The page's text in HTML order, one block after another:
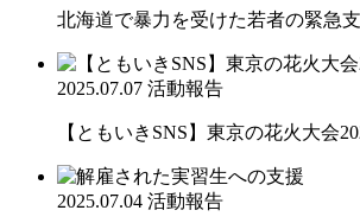
北海道で暴力を受けた若者の緊急
2025.07.07 活動報告
【ともいきSNS】東京の花火大会
2025.07.04 活動報告